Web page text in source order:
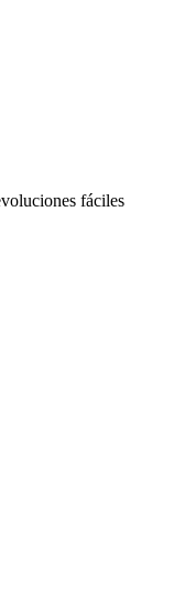
fáciles